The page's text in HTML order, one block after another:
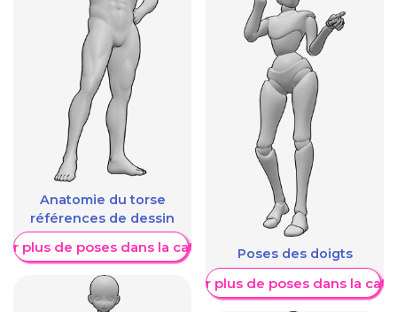
Anatomie du torse
références de dessin
plus de poses dans la catégoriePoses des doigts
Afficher plus de poses dans la